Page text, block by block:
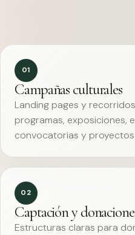
01
Campañas culturales
Landing pages y
programas, exposiciones,
convocatorias y
02
Captación y
Estructuras claras para